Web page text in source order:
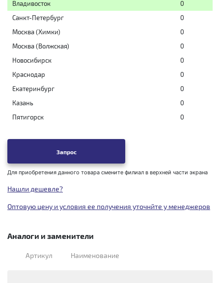
Владивосток
0
Санкт-Петербург
0
Москва (Химки)
0
Москва (Волжская)
0
Новосибирск
0
Краснодар
0
Екатеринбург
0
Казань
0
Пятигорск
0
Запрос
Для приобретения данного товара смените филиал в верхней части экрана
Нашли дешевле?
Оптовую цену и условия ее получения уточнйте у менеджеров
Аналоги и заменители
Артикул Наименование